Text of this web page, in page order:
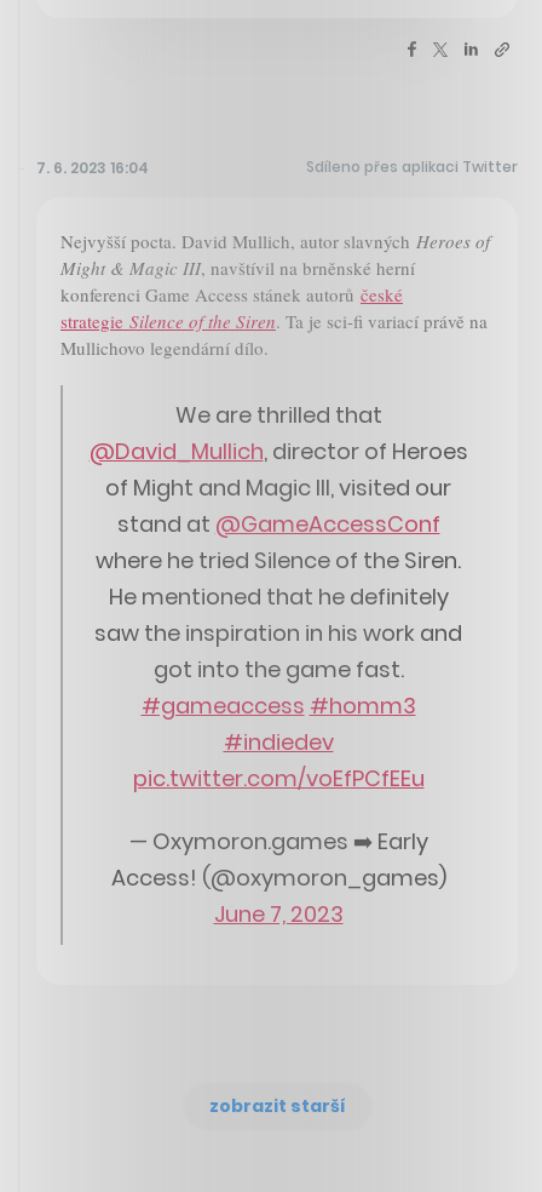
7. 6. 2023 16:04 Sdíleno přes aplikaci Twitter
Nejvyšší pocta. David Mullich, autor slavných Heroes of
Might & Magic III, navštívil na brněnské herní
konferenci Game Access stánek autorů české
strategie Silence of the Siren. Ta je sci-fi variací právě na
Mullichovo legendární dílo.
We are thrilled that
@David_Mullich, director of Heroes
of Might and Magic III, visited our
stand at @GameAccessConf
where he tried Silence of the Siren.
He mentioned that he definitely
saw the inspiration in his work and
got into the game fast.
#gameaccess #homm3
#indiedev
pic.twitter.com/voEfPCfEEu
— Oxymoron.games ➡️ Early
Access! (@oxymoron_games)
June 7, 2023
zobrazit starší